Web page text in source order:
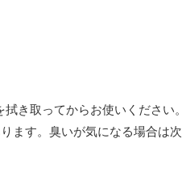
き取ってからお使いください
ます。臭いが気になる場合は